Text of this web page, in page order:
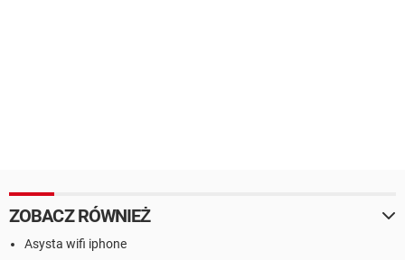
ZOBACZ RÓWNIEŻ
Asysta wifi iphone